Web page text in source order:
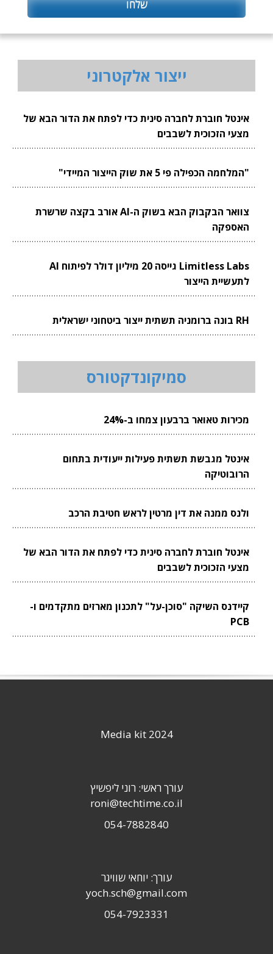
ייצור אלקטרוני
אינטל חוברת לחברה סינית כדי לפתח את הדור הבא של
מצעי הזכוכית לשבבים
"המלחמה הכפילה פי 5 את שוק הייצור המיידי"
צוואר הבקבוק הבא בשוק ה-AI אורב בקצה שרשרת
האספקה
Limitless Labs גייסה 20 מיליון דולר לפיתוח AI
לתעשיית הייצור
RH בונה ברומניה תשתית ייצור ביטחוני ישראלית
סמיקונדקטורס
מכירות טאואר ברבעון צמחו ב-24%
אינטל מגבשת תשתית פעילות ייעודית בתחום
הרובוטיקה
ולנס ממנה את דין מרטין לראש חטיבת הרכב
אינטל חוברת לחברה סינית כדי לפתח את הדור הבא של
מצעי הזכוכית לשבבים
קיידנס השיקה "סוכן-על" לתכנון מארזים מתקדמים ו-
PCB
Media kit 2024
עורך ראשי: רוני ליפשיץ
roni@techtime.co.il
054-7882840
עורך: יוחאי שוויגר
yoch.sch@gmail.com
054-7923331